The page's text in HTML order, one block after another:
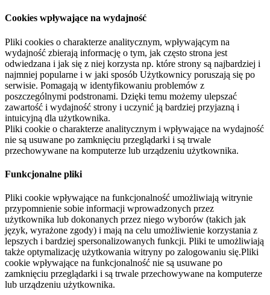
Cookies wpływające na wydajność
Pliki cookies o charakterze analitycznym, wpływającym na
wydajność zbierają informację o tym, jak często strona jest
odwiedzana i jak się z niej korzysta np. które strony są najbardziej i
najmniej popularne i w jaki sposób Użytkownicy poruszają się po
serwisie. Pomagają w identyfikowaniu problemów z
poszczególnymi podstronami. Dzięki temu możemy ulepszać
zawartość i wydajność strony i uczynić ją bardziej przyjazną i
intuicyjną dla użytkownika.
Pliki cookie o charakterze analitycznym i wpływające na wydajność
nie są usuwane po zamknięciu przeglądarki i są trwale
przechowywane na komputerze lub urządzeniu użytkownika.
Funkcjonalne pliki
Pliki cookie wpływające na funkcjonalność umożliwiają witrynie
przypomnienie sobie informacji wprowadzonych przez
użytkownika lub dokonanych przez niego wyborów (takich jak
język, wyrażone zgody) i mają na celu umożliwienie korzystania z
lepszych i bardziej spersonalizowanych funkcji. Pliki te umożliwiają
także optymalizację użytkowania witryny po zalogowaniu się.Pliki
cookie wpływające na funkcjonalność nie są usuwane po
zamknięciu przeglądarki i są trwale przechowywane na komputerze
lub urządzeniu użytkownika.